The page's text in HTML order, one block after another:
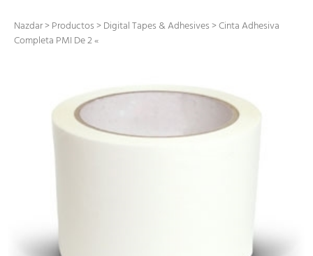
Nazdar>Productos>Digital Tapes & Adhesives> Cinta Adhesiva
Completa PMI De 2 «